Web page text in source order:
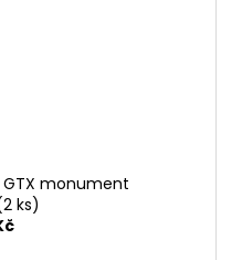
GTX monument
ks)